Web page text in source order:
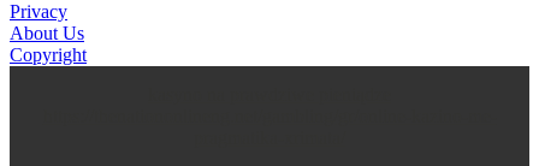
Privacy
About Us
Copyright